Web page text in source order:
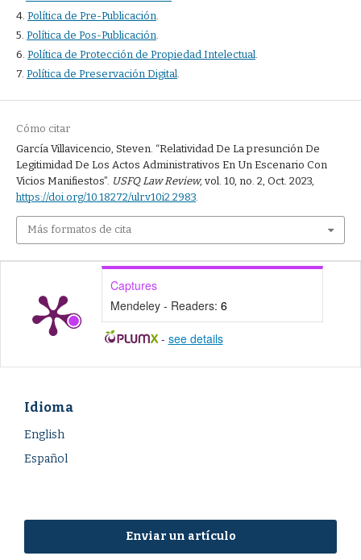
4. Política de Pre-Publicación
5. Política de Pos-Publicación
6. Política de Protección de Propiedad Intelectual
7. Política de Preservación Digital
Cómo citar
García Villavicencio, Steven. “Relatividad De La presunción De
Legitimidad De Los Actos Administrativos En Un Escenario Con
Vicios Manifiestos”. USFQ Law Review, vol. 10, no. 2, Oct. 2023,
https://doi.org/10.18272/ulr.v10i2.2983.
Más formatos de cita
Captures
Mendeley - Readers: 6
- see details
Idioma
English
Español
Enviar un artículo